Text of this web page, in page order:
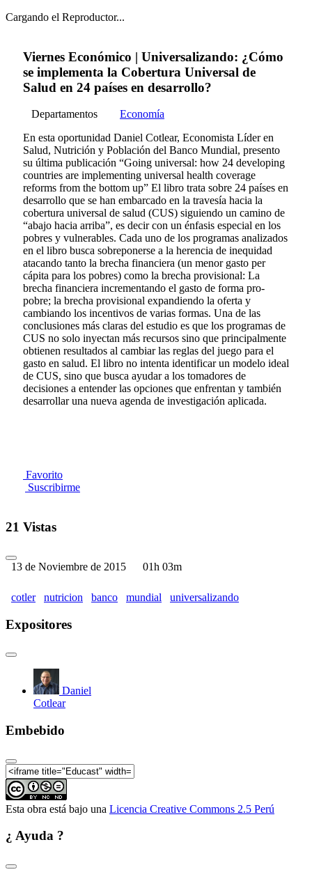
Cargando el Reproductor...
Viernes Económico | Universalizando: ¿Cómo
se implementa la Cobertura Universal de
Salud en 24 países en desarrollo?
Departamentos
Economía
En esta oportunidad Daniel Cotlear, Economista Líder en
Salud, Nutrición y Población del Banco Mundial, presento
su última publicación “Going universal: how 24 developing
countries are implementing universal health coverage
reforms from the bottom up” El libro trata sobre 24 países en
desarrollo que se han embarcado en la travesía hacia la
cobertura universal de salud (CUS) siguiendo un camino de
“abajo hacia arriba”, es decir con un énfasis especial en los
pobres y vulnerables. Cada uno de los programas analizados
en el libro busca sobreponerse a la herencia de inequidad
atacando tanto la brecha financiera (un menor gasto per
cápita para los pobres) como la brecha provisional: La
brecha financiera incrementando el gasto de forma pro-
pobre; la brecha provisional expandiendo la oferta y
cambiando los incentivos de varias formas. Una de las
conclusiones más claras del estudio es que los programas de
CUS no solo inyectan más recursos sino que principalmente
obtienen resultados al cambiar las reglas del juego para el
gasto en salud. El libro no intenta identificar un modelo ideal
de CUS, sino que busca ayudar a los tomadores de
decisiones a entender las opciones que enfrentan y también
desarrollar una nueva agenda de investigación aplicada.
Favorito
Suscribirme
21 Vistas
13 de Noviembre de 2015 01h 03m
cotler nutricion banco mundial universalizando
Expositores
Daniel
Cotlear
Embebido
Esta obra está bajo una Licencia Creative Commons 2.5 Perú
¿ Ayuda ?